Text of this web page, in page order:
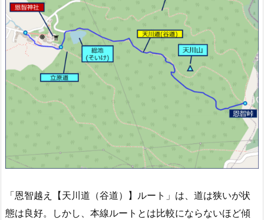
「恩智越え【天川道（谷道）】ルート」は、道は狭いが状
態は良好。しかし、本線ルートとは比較にならないほど傾